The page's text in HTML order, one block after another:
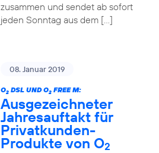
zusammen und sendet ab sofort
jeden Sonntag aus dem […]
08. Januar 2019
O2DSL UND O2FREE M:
Ausgezeichneter
Jahresauftakt für
Privatkunden-
Produkte von O2